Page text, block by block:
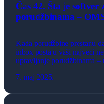
Čas 42. Šta je
porudžbinama –
Kada porudžbine prestanu
inbox postaju vaši najveći
upravljanje porudžbinama –
7. maj 2025.